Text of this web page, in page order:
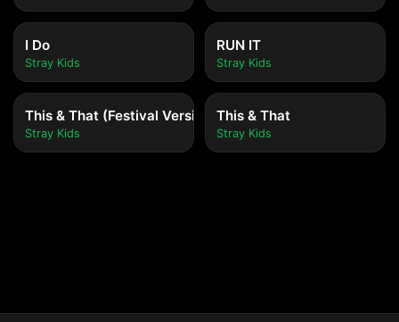
I Do
Stray Kids
RUN IT
Stray Kids
This & That (Festival Version)
Stray Kids
This & That
Stray Kids